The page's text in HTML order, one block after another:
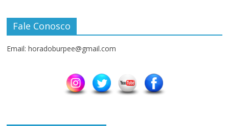
Fale Conosco
Email: horadoburpee@gmail.com